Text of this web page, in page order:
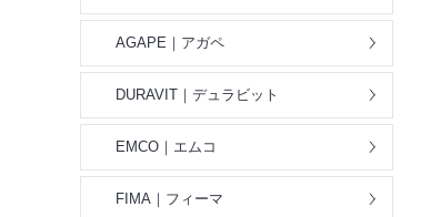
AGAPE｜アガペ
DURAVIT｜デュラビット
EMCO｜エムコ
FIMA｜フィーマ